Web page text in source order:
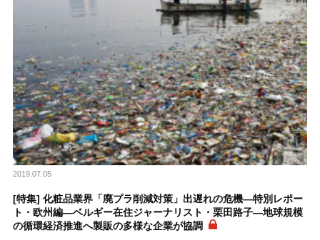
2019.07.05
[特集] 化粧品業界「廃プラ削減対策」出遅れの危機―特別レポー
ト・欧州編―ベルギー在住ジャーナリスト・栗田路子―地球規模
の循環経済推進へ製販の多様な企業が協調